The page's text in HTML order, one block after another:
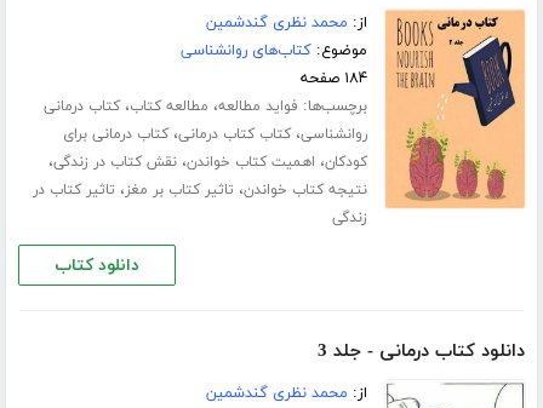
از: محمد نظری گندشمین
موضوع:کتاب‌های روانشناسی
۱۸۴ صفحه
برچسب‌ها: فواید مطالعه، مطالعه کتاب،کتاب درمانی
روانشناسی،کتاب کتاب درمانی،کتاب درمانی برای
کودکان، اهمیت کتاب خواندن،نقش کتاب در زندگی،
نتیجه کتاب خواندن، تاثیر کتاب بر مغز، تاثیر کتاب در
زندگی
دانلود کتاب
دانلود کتاب درمانی - جلد 3
از: محمد نظری گندشمین